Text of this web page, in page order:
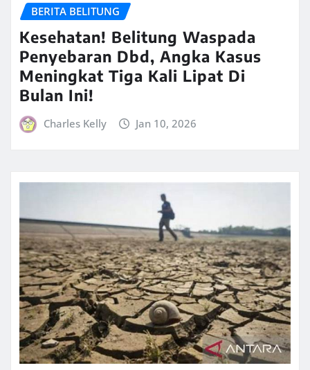
BERITA BELITUNG
Kesehatan! Belitung Waspada
Penyebaran Dbd, Angka Kasus
Meningkat Tiga Kali Lipat Di
Bulan Ini!
Charles Kelly Jan 10, 2026